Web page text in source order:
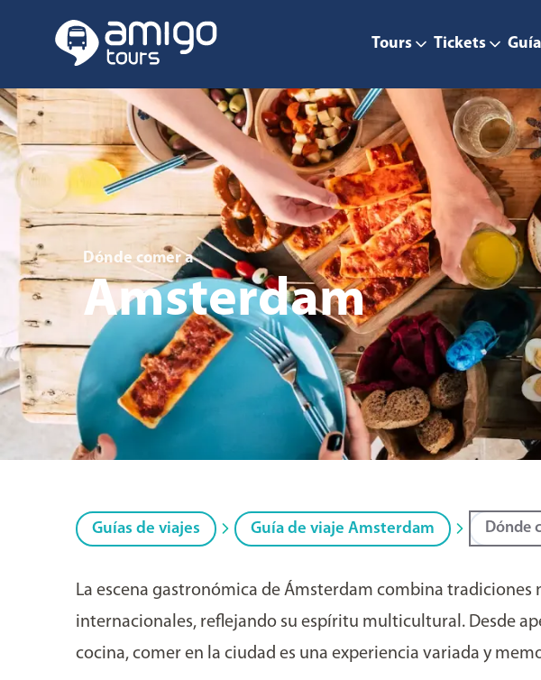
Tours Tickets
Dónde comer a
Amsterdam
Guías de viajes Guía de viaje Amsterdam Dónde
La escena gastronómica de Ámsterdam combina tradiciones
internacionales, reflejando su espíritu multicultural. Desde
cocina, comer en la ciudad es una experiencia variada y